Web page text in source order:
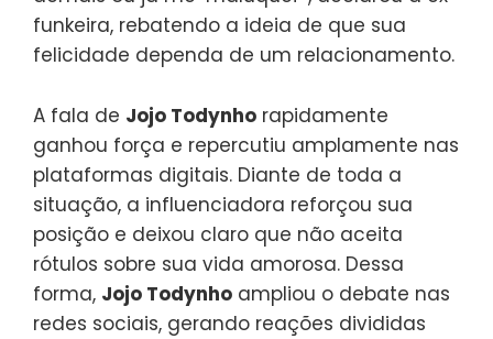
funkeira, rebatendo a ideia de que sua
felicidade dependa de um relacionamento.
A fala de Jojo Todynho rapidamente
ganhou força e repercutiu amplamente nas
plataformas digitais. Diante de toda a
situação, a influenciadora reforçou sua
posição e deixou claro que não aceita
rótulos sobre sua vida amorosa. Dessa
forma, Jojo Todynho ampliou o debate nas
redes sociais, gerando reações divididas